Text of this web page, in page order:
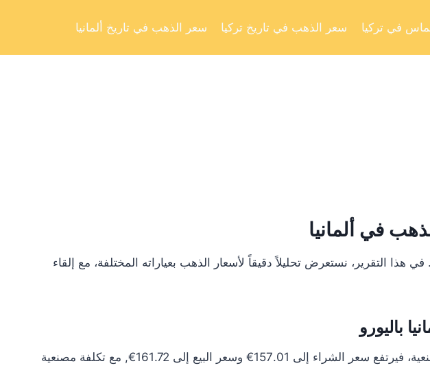
سعر الذهب في تاريخ ألمانيا سعر الذهب في تاريخ تركيا في تركيا
في ألمانيا
التقرير، نستعرض تحليلاً دقيقاً لأسعار الذهب بعياراته المختلفة، مع إلقاء
باليورو
سعر الذهب عيار 24 اليوم يبلغ 142.74€ للشراء الخام و147.02€ للبيع الخام. أما مع إضافة المصنعية، فيرتفع سعر الشراء إلى 157.01€ وسعر البيع إلى 161.72€, مع تكلفة مصنعية